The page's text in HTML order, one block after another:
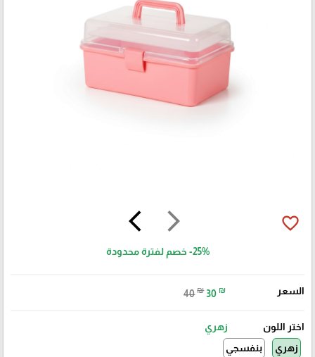
arrow_forward_ios
arrow_back_ios favorite_border
-25% خصم لفترة محدودة
السعر 40 ₪ 30 ₪
اختر اللون
زهري
زهري
بنفسجي